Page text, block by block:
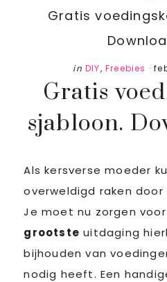
Gratis
in DIY, Freebies ·
Gratis
sjabloon.
Als kersverse moeder
overweldigd raken
Je moet nu zorgen
grootste uitdaging
bijhouden van
nodig heeft. Een